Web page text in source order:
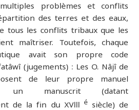
problèmes et conflits
des terres et des eaux,
tous les conflits tribaux que les
maîtriser. Toutefois, chaque
avait son propre code
(jugements) : Les O. Nâjî de
de leur propre manuel
manuscrit (datant
de la fin du XVlll é siècle) de